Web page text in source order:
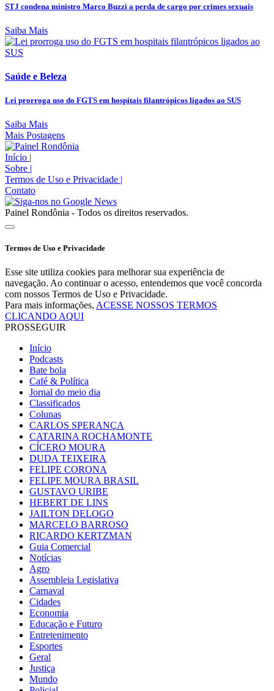
STJ condena ministro Marco Buzzi a perda de cargo por crimes sexuais
Saiba Mais
Saúde e Beleza
Lei prorroga uso do FGTS em hospitais filantrópicos ligados ao SUS
Saiba Mais
Mais Postagens
Início |
Sobre |
Termos de Uso e Privacidade |
Contato
Painel Rondônia - Todos os direitos reservados.
Termos de Uso e Privacidade
Esse site utiliza cookies para melhorar sua experiência de
navegação. Ao continuar o acesso, entendemos que você concorda
com nossos Termos de Uso e Privacidade.
Para mais informações, ACESSE NOSSOS TERMOS
CLICANDO AQUI
PROSSEGUIR
Início
Podcasts
Bate bola
Café & Política
Jornal do meio dia
Classificados
Colunas
CARLOS SPERANÇA
CATARINA ROCHAMONTE
CÍCERO MOURA
DUDA TEIXEIRA
FELIPE CORONA
FELIPE MOURA BRASIL
GUSTAVO URIBE
HEBERT DE LINS
JAILTON DELOGO
MARCELO BARROSO
RICARDO KERTZMAN
Guia Comercial
Notícias
Agro
Assembleia Legislativa
Carnaval
Cidades
Economia
Educação e Futuro
Entretenimento
Esportes
Geral
Justiça
Mundo